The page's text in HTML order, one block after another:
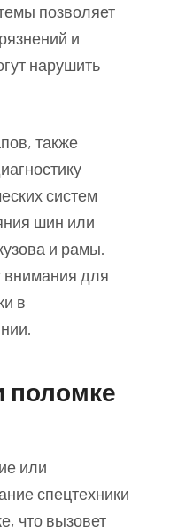
позволяет
и
нарушить
также
систем
шин или
и рамы.
внимания для
в
поломке
или
спецтехники
что вызовет